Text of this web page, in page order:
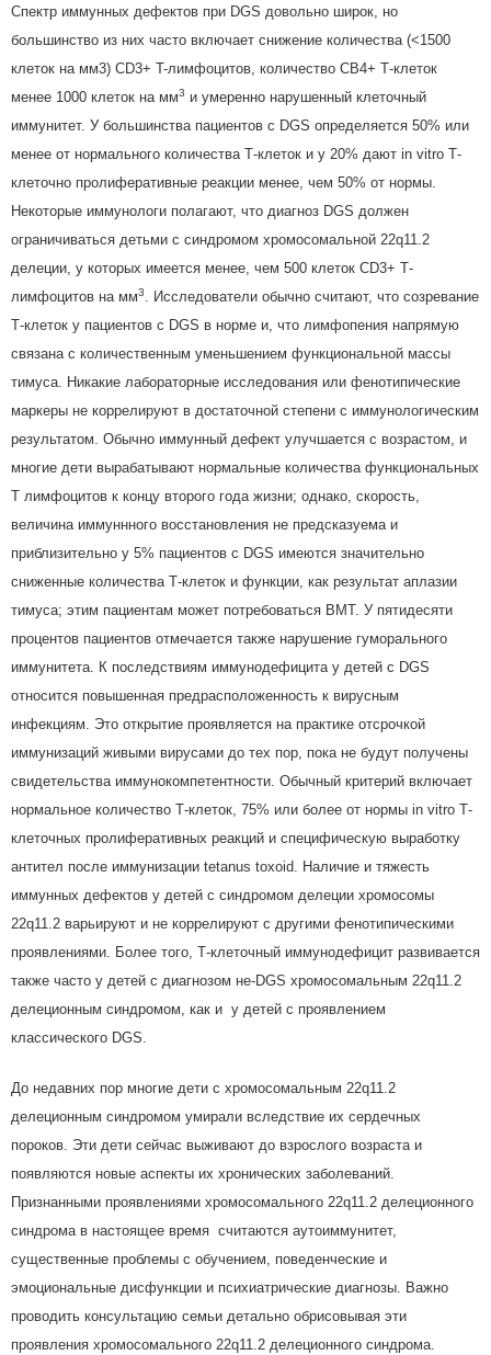
Спектр иммунных дефектов при DGS довольно широк, но
большинство из них часто включает снижение количества (<1500
клеток на мм3) CD3+ T-лимфоцитов, количество СВ4+ Т-клеток
менее 1000 клеток на мм3 и умеренно нарушенный клеточный
иммунитет. У большинства пациентов с DGS определяется 50% или
менее от нормального количества Т-клеток и у 20% дают in vitro Т-
клеточно пролиферативные реакции менее, чем 50% от нормы.
Некоторые иммунологи полагают, что диагноз DGS должен
ограничиваться детьми с синдромом хромосомальной 22q11.2
делеции, у которых имеется менее, чем 500 клеток CD3+ Т-
лимфоцитов на мм3. Исследователи обычно считают, что созревание
Т-клеток у пациентов с DGS в норме и, что лимфопения напрямую
связана с количественным уменьшением функциональной массы
тимуса. Никакие лабораторные исследования или фенотипические
маркеры не коррелируют в достаточной степени с иммунологическим
результатом. Обычно иммунный дефект улучшается с возрастом, и
многие дети вырабатывают нормальные количества функциональных
Т лимфоцитов к концу второго года жизни; однако, скорость,
величина иммуннного восстановления не предсказуема и
приблизительно у 5% пациентов с DGS имеются значительно
сниженные количества Т-клеток и функции, как результат аплазии
тимуса; этим пациентам может потребоваться BMT. У пятидесяти
процентов пациентов отмечается также нарушение гуморального
иммунитета. К последствиям иммунодефицита у детей с DGS
относится повышенная предрасположенность к вирусным
инфекциям. Это открытие проявляется на практике отсрочкой
иммунизаций живыми вирусами до тех пор, пока не будут получены
свидетельства иммунокомпетентности. Обычный критерий включает
нормальное количество Т-клеток, 75% или более от нормы in vitro Т-
клеточных пролиферативных реакций и специфическую выработку
антител после иммунизации tetanus toxoid. Наличие и тяжесть
иммунных дефектов у детей с синдромом делеции хромосомы
22q11.2 варьируют и не коррелируют с другими фенотипическими
проявлениями. Более того, Т-клеточный иммунодефицит развивается
также часто у детей с диагнозом не-DGS хромосомальным 22q11.2
делеционным синдромом, как и у детей с проявлением
классического DGS.
До недавних пор многие дети с хромосомальным 22q11.2
делеционным синдромом умирали вследствие их сердечных
пороков. Эти дети сейчас выживают до взрослого возраста и
появляются новые аспекты их хронических заболеваний.
Признанными проявлениями хромосомального 22q11.2 делеционного
синдрома в настоящее время считаются аутоиммунитет,
существенные проблемы с обучением, поведенческие и
эмоциональные дисфункции и психиатрические диагнозы. Важно
проводить консультацию семьи детально обрисовывая эти
проявления хромосомального 22q11.2 делеционного синдрома.